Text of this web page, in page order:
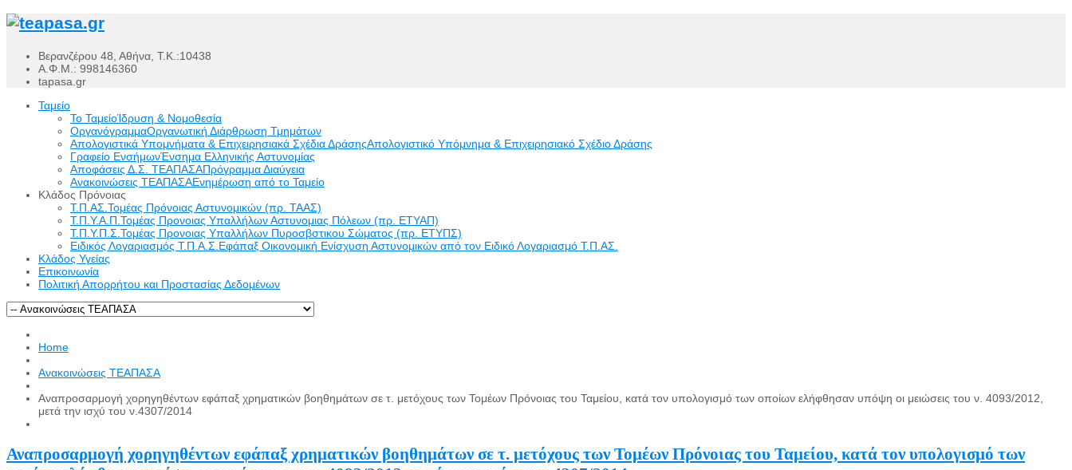
Βερανζέρου 48, Αθήνα, Τ.Κ.:10438
Α.Φ.Μ.: 998146360
tapasa.gr
Ταμείο
Το ΤαμείοΊδρυση & Νομοθεσία
ΟργανόγραμμαΟργανωτική Διάρθρωση Τμημάτων
Απολογιστικά Υπομνήματα & Επιχειρησιακά Σχέδια ΔράσηςΑπολογιστικό Υπόμνημα & Επιχειρησιακό Σχέδιο Δράσης
Γραφείο ΕνσήμωνΈνσημα Ελληνικής Αστυνομίας
Αποφάσεις Δ.Σ. ΤΕΑΠΑΣΑΠρόγραμμα Διαύγεια
Ανακοινώσεις ΤΕΑΠΑΣΑΕνημέρωση από το Ταμείο
Κλάδος Πρόνοιας
Τ.Π.ΑΣ.Τομέας Πρόνοιας Αστυνομικών (πρ. ΤΑΑΣ)
Τ.Π.Υ.Α.Π.Τομέας Προνοιας Υπαλλήλων Αστυνομιας Πόλεων (πρ. ΕΤΥΑΠ)
Τ.Π.Υ.Π.Σ.Τομέας Προνοιας Υπαλλήλων Πυροσβστικου Σώματος (πρ. ΕΤΥΠΣ)
Ειδικός Λογαριασμός Τ.Π.Α.Σ.Εφάπαξ Οικονομική Ενίσχυση Αστυνομικών από τον Ειδικό Λογαριασμό Τ.Π.ΑΣ.
Κλάδος Υγείας
Επικοινωνία
Πολιτική Απορρήτου και Προστασίας Δεδομένων
Home
Ανακοινώσεις ΤΕΑΠΑΣΑ
Αναπροσαρμογή χορηγηθέντων εφάπαξ χρηματικών βοηθημάτων σε τ. μετόχους των Τομέων Πρόνοιας του Ταμείου, κατά τον υπολογισμό των οποίων ελήφθησαν υπόψη οι μειώσεις του ν. 4093/2012,
μετά την ισχύ του ν.4307/2014
Αναπροσαρμογή χορηγηθέντων εφάπαξ χρηματικών βοηθημάτων σε τ. μετόχους των Τομέων Πρόνοιας του Ταμείου, κατά τον υπολογισμό των